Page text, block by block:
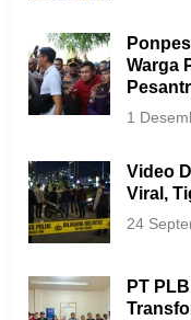
Warga
1
Video
Viral,
24
PT